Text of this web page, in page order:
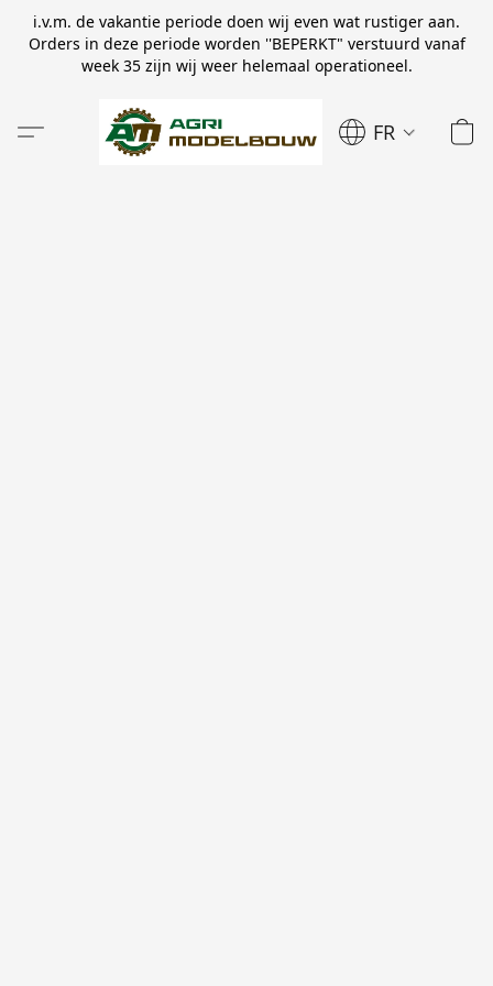
i.v.m. de vakantie periode doen wij even wat rustiger aan.
Orders in deze periode worden ''BEPERKT" verstuurd vanaf
week 35 zijn wij weer helemaal operationeel.
FR